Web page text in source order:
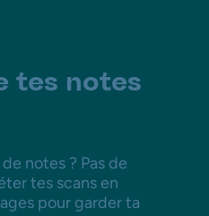
tes notes
notes ? Pas de
tes scans en
pour garder ta